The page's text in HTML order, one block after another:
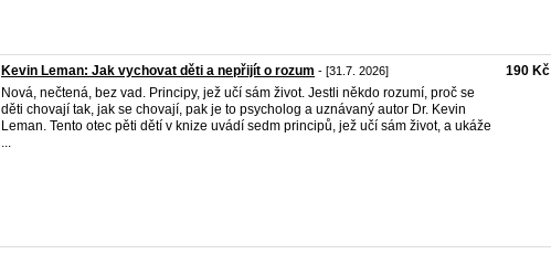
Kevin Leman: Jak vychovat děti a nepřijít o rozum - [31.7. 2026]
Nová, nečtená, bez vad. Principy, jež učí sám život. Jestli někdo rozumí, proč se
děti chovají tak, jak se chovají, pak je to psycholog a uznávaný autor Dr. Kevin
Leman. Tento otec pěti dětí v knize uvádí sedm principů, jež učí sám život, a ukáže
...
190 Kč